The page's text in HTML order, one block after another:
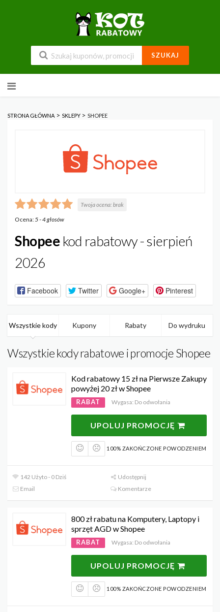
SZUKAJ
do
STRONA GŁÓWNA > SKLEPY > SHOPEE
Twoja ocena:brak
Ocena:5-4głosów
Shopee kod rabatowy - sierpień
2026
Facebook Twitter Google+ Pinterest
Wszystkie kody Kupony Rabaty Do wydruku
Wszystkie kody rabatowe i promocje Shopee
Kod rabatowy 15 zł na Pierwsze Zakupy
powyżej 20 zł w Shopee
RABAT Wygasa: Do odwołania
UPOLUJ PROMOCJĘ
100% ZAKOŃCZONE POWODZENIEM
142 Użyto - 0 Dziś
Udostępnij
Email
Komentarze
800 zł rabatu na Komputery, Laptopy i
sprzęt AGD w Shopee
RABAT Wygasa: Do odwołania
UPOLUJ PROMOCJĘ
100% ZAKOŃCZONE POWODZENIEM